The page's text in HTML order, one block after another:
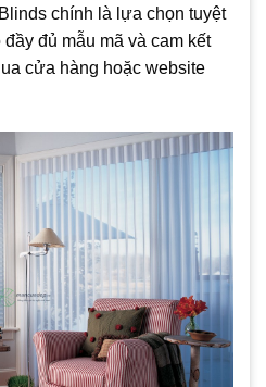
chính là lựa chọn tuyệt
đủ mẫu mã và cam kết
cửa hàng hoặc website